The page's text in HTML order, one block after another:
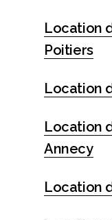
Location
Poitiers
Location
Location
Annecy
Location